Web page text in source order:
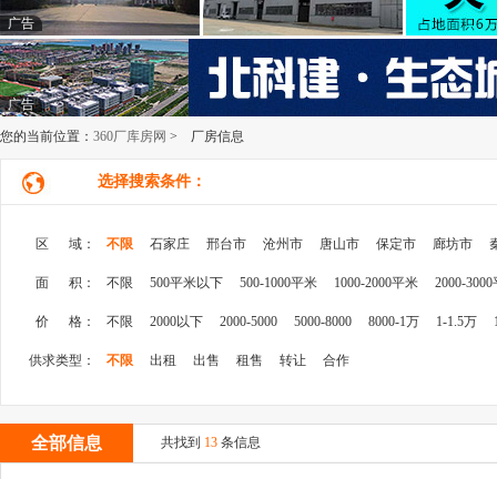
广告
广告
您的当前位置： 360厂库房网 > 厂房信息
选择搜索条件：
区 域： 不限 石家庄 邢台市 沧州市 唐山市 保定市 廊坊市
面 积： 不限 500平米以下 500-1000平米 1000-2000平米 2000-3000
价 格： 不限 2000以下 2000-5000 5000-8000 8000-1万 1-1.5万
供求类型： 不限 出租 出售 租售 转让 合作
全部信息 共找到 13 条信息